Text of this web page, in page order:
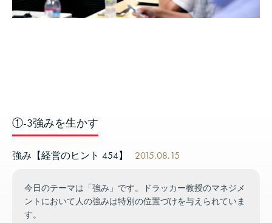
①-3強みを生かす
強み【経営のヒント 454】 2015.08.15
今日のテーマは「強み」です。ドラッカー教授のマネジメ
ントにおいて人の強みは特別の位置づけを与えられていま
す。